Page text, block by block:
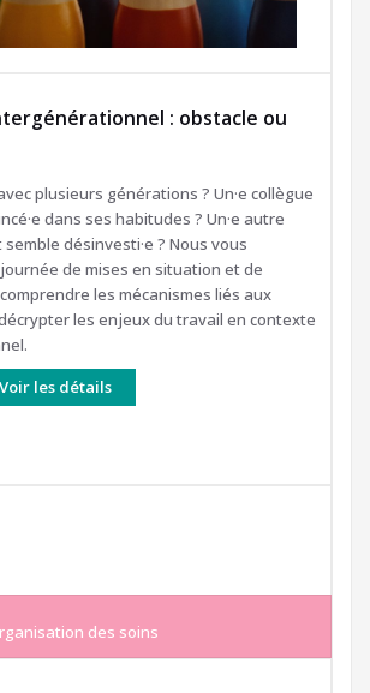
: obstacle ou
plusieurs générations ? Un·e collègue
dans ses habitudes ? Un·e autre
semble désinvesti·e ? Nous vous
de mises en situation et de
les mécanismes liés aux
les enjeux du travail en contexte
Voir les détails
des soins